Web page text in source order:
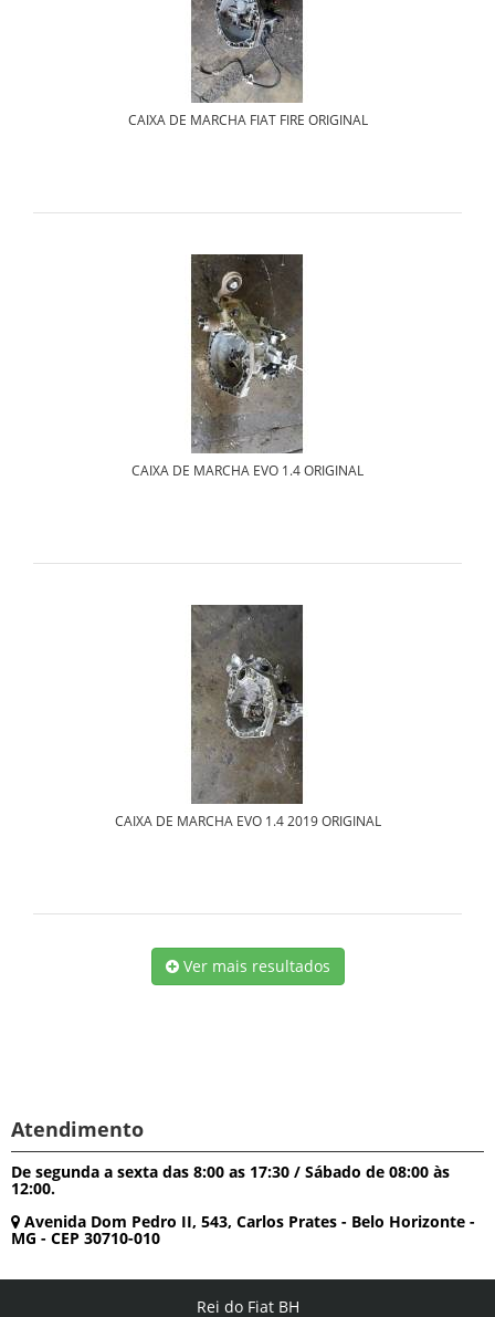
CAIXA DE MARCHA FIAT FIRE ORIGINAL
CAIXA DE MARCHA EVO 1.4 ORIGINAL
CAIXA DE MARCHA EVO 1.4 2019 ORIGINAL
Ver mais resultados
Atendimento
De segunda a sexta das 8:00 as 17:30 / Sábado de 08:00 às
12:00.
Avenida Dom Pedro II, 543, Carlos Prates - Belo Horizonte -
MG - CEP 30710-010
Rei do Fiat BH